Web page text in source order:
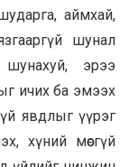
аймхай,
шунал
эрээ
ичих ба эмээх
явдлыг үүрэг
хүний мөсгүй